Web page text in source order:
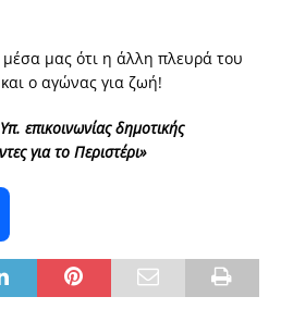
μέσα μας ότι η άλλη πλευρά του
ο αγώνας για ζωή!
επικοινωνίας δημοτικής
για το Περιστέρι»